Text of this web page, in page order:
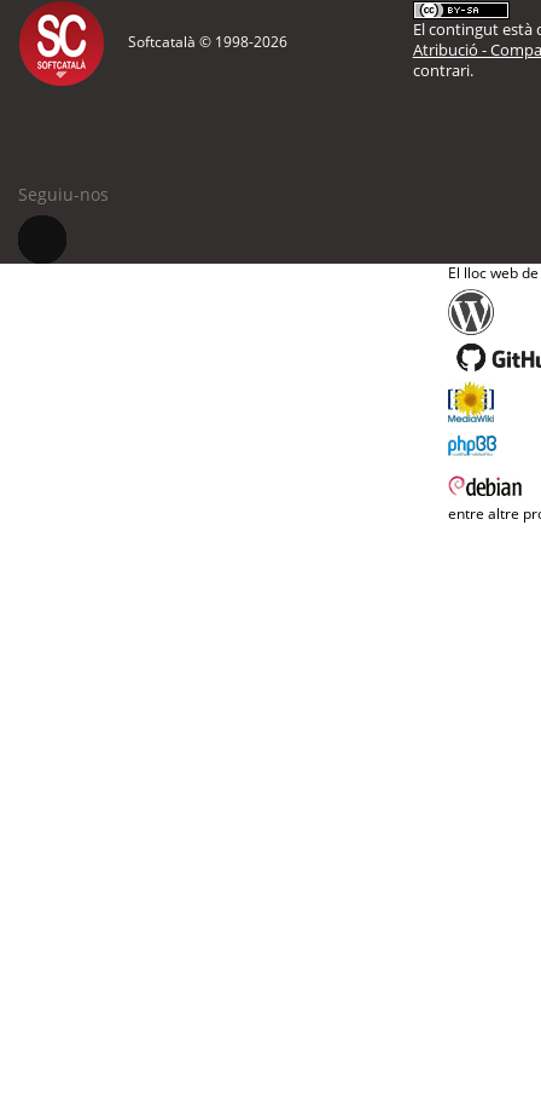
Softcatalà © 1998-2026
El contingut està
Atribució -
contrari.
Seguiu-nos
El lloc web
entre altre